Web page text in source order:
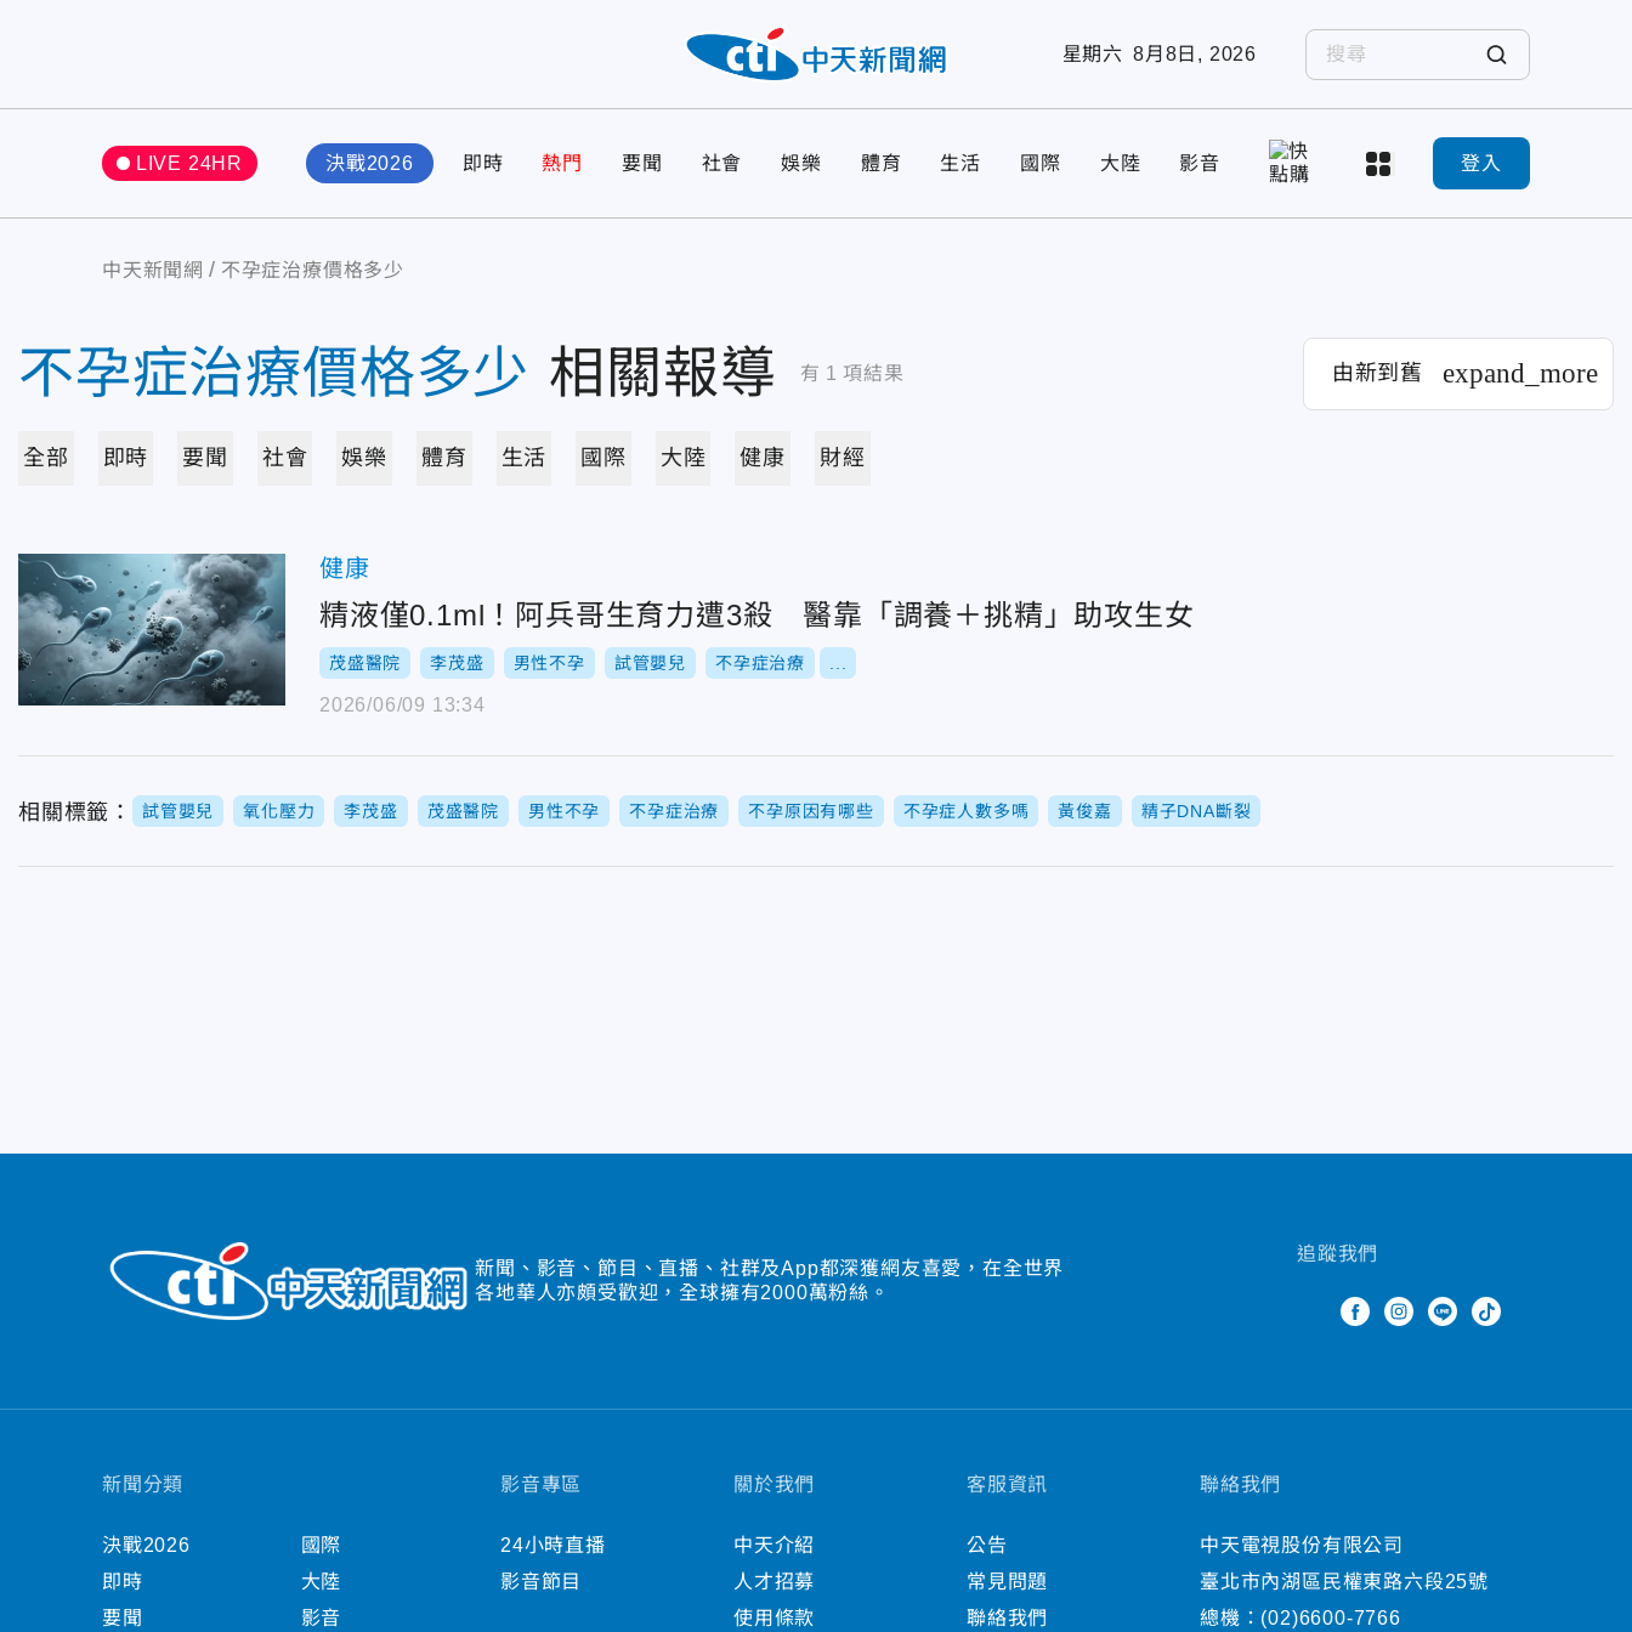
星期六 8月8日, 2026
LIVE 24HR 決戰2026 即時 熱門 要聞 社會 娛樂 體育 生活 國際 大陸 影音 登入
中天新聞網 不孕症治療價格多少
不孕症治療價格多少 相關報導 有 1 項結果 由新到舊 expand_more
全部 即時 要聞 社會 娛樂 體育 生活 國際 大陸 健康 財經
健康
精液僅0.1ml！阿兵哥生育力遭3殺 醫靠「調養＋挑精」助攻生女
茂盛醫院 李茂盛 男性不孕 試管嬰兒 不孕症治療
2026/06/09 13:34
相關標籤： 試管嬰兒 氧化壓力 李茂盛 茂盛醫院 男性不孕 不孕症治療 不孕原因有哪些 不孕症人數多嗎 黃俊嘉 精子DNA斷裂
新聞、影音、節目、直播、社群及App都深獲網友喜愛，在全世界
各地華人亦頗受歡迎，全球擁有2000萬粉絲。
追蹤我們
新聞分類
決戰2026
即時
要聞
國際
大陸
影音
影音專區
24小時直播
影音節目
關於我們
中天介紹
人才招募
使用條款
客服資訊
公告
常見問題
聯絡我們
聯絡我們
中天電視股份有限公司
臺北市內湖區民權東路六段25號
總機： (02)6600-7766